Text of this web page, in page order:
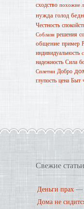
сходство похожие
нужда голод
Честность
Соблазн решения
общение пример
индивидуальность
надежность Сила
Сплетни Добро
глупость цена Быт
Свежие
Деньги прах —
Дома не